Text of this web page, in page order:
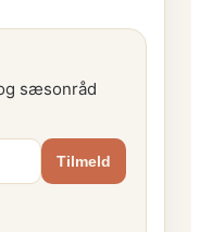
sæsonråd
Tilmeld